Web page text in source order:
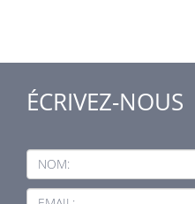
ÉCRIVEZ-NOUS
NOM: